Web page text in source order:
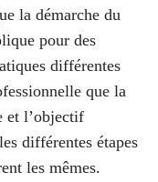
la démarche du
pour des
différentes
que la
et l’objectif
différentes étapes
les mêmes.